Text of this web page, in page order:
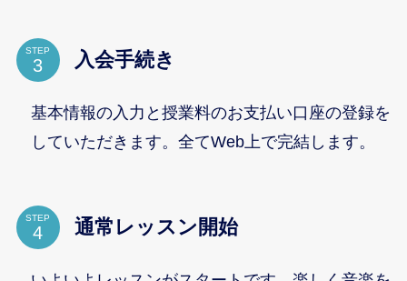
STEP 入会手続き
基本情報の入力と授業料のお支払い口座の登録を
していただきます。全てWeb上で完結します。
STEP 通常レッスン開始